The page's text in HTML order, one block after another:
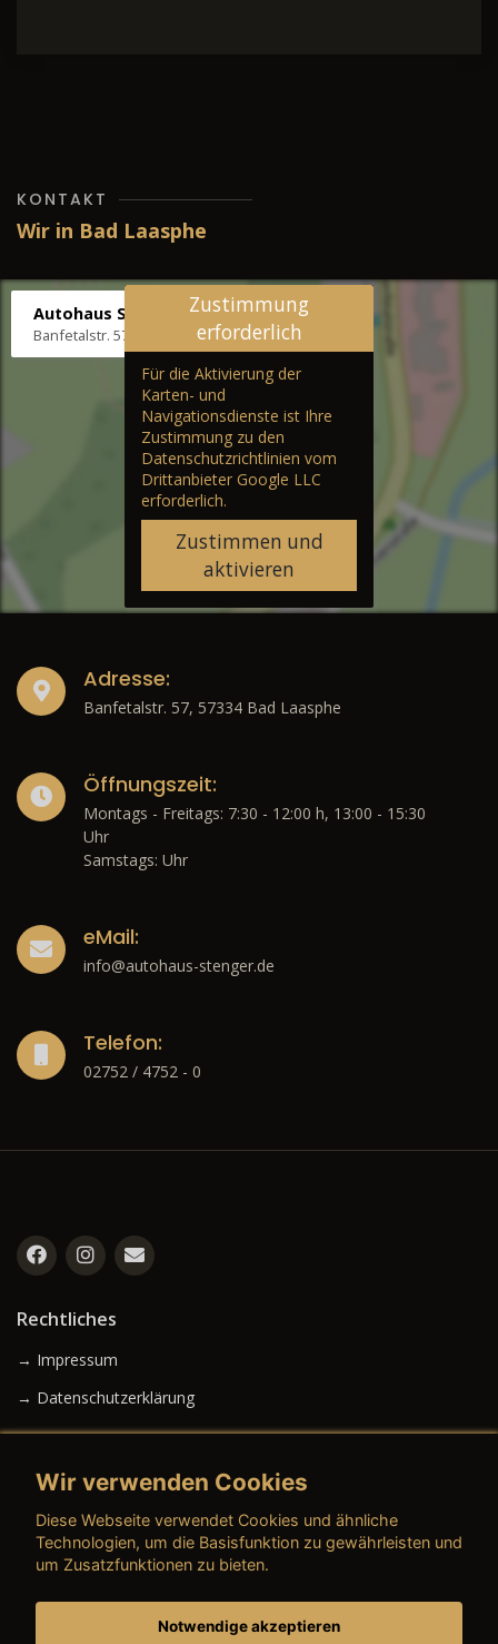
KONTAKT
Wir in Bad Laasphe
Autohaus Stenger
Banfetalstr. 57, 57334 Bad Laasphe
Zustimmung
erforderlich
Für die Aktivierung der
Karten- und
Navigationsdienste ist Ihre
Zustimmung zu den
Datenschutzrichtlinien vom
Drittanbieter Google LLC
erforderlich.
Zustimmen und
aktivieren
Adresse:
Banfetalstr. 57, 57334 Bad Laasphe
Öffnungszeit:
Montags - Freitags: 7:30 - 12:00 h, 13:00 - 15:30
Uhr
Samstags: Uhr
eMail:
info@autohaus-stenger.de
Telefon:
02752 / 4752 - 0
Rechtliches
→ Impressum
→ Datenschutzerklärung
→ AGB (Gebrauchtwagen)
Wir verwenden Cookies
Diese Webseite verwendet Cookies und ähnliche
Technologien, um die Basisfunktion zu gewährleisten und
um Zusatzfunktionen zu bieten.
Notwendige akzeptieren